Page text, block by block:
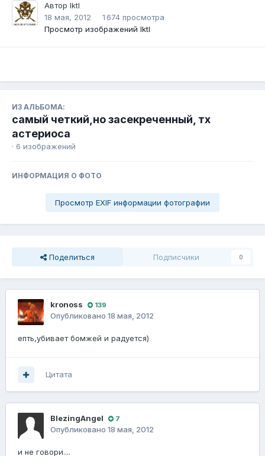
Автор IktI
18 мая, 2012
1 674 просмотра
Просмотр изображений IktI
ИЗ АЛЬБОМА:
самый четкий,но засекреченный, тх
астериоса
· 6 изображений
ИНФОРМАЦИЯ О ФОТО
Просмотр EXIF информации фотографии
Поделиться Подписчики 0
kronoss 139
Опубликовано 18 мая, 2012
епть,убивает бомжей и радуется)
Цитата
BlezingAngel 7
Опубликовано 18 мая, 2012
и не говори....